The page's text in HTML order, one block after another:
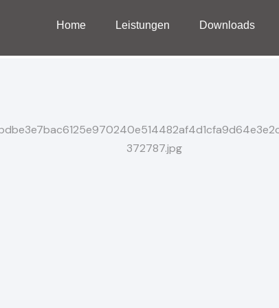
Home Leistungen Downloads
Home Leistungen Downloads